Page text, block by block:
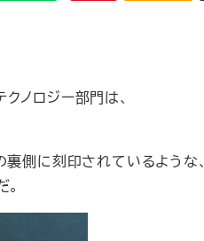
ノロジー部門は、
側に刻印されているような、